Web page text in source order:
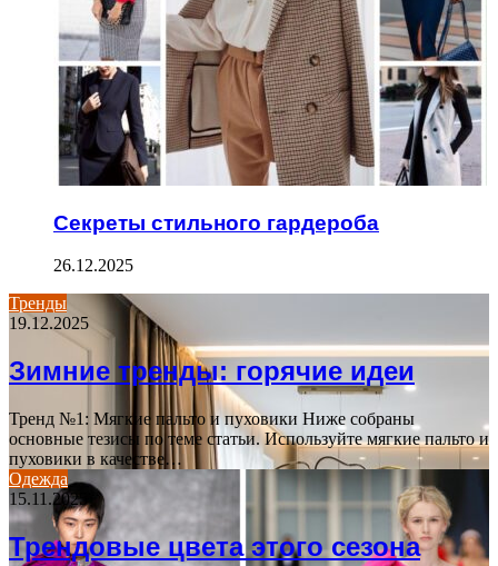
Секреты стильного гардероба
26.12.2025
Тренды
19.12.2025
Зимние тренды: горячие идеи
Тренд №1: Мягкие пальто и пуховики Ниже собраны
основные тезисы по теме статьи. Используйте мягкие пальто и
пуховики в качестве…
Одежда
15.11.2025
Трендовые цвета этого сезона